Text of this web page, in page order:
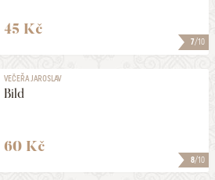
7/10
45 Kč
8/10
VEČEŘA JAROSLAV
Bild
60 Kč